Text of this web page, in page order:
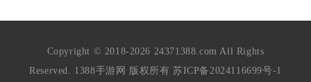
Copyright © 2018-2026 24371388.com All Rights
Reserved. 1388手游网 版权所有 苏ICP备2024116699号-1